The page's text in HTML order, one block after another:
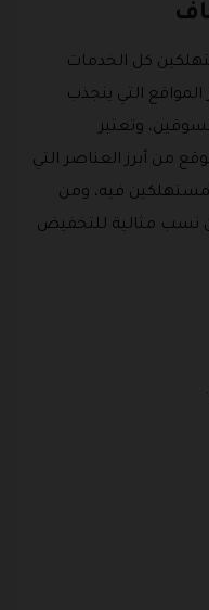
كل الخدمات
التي ينجذب
وتعتبر
من أبرز العناصر التي
فيه، ومن
نسب مثالية للتخفيض